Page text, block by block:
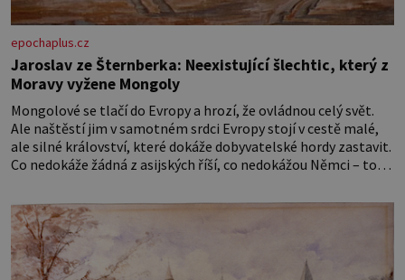
epochaplus.cz
Jaroslav ze Šternberka: Neexistující šlechtic, který z
Moravy vyžene Mongoly
Mongolové se tlačí do Evropy a hrozí, že ovládnou celý svět.
Ale naštěstí jim v samotném srdci Evropy stojí v cestě malé,
ale silné království, které dokáže dobyvatelské hordy zastavit.
Co nedokáže žádná z asijských říší, co nedokážou Němci – to
postupují podél Kaspického a Azovského moře,